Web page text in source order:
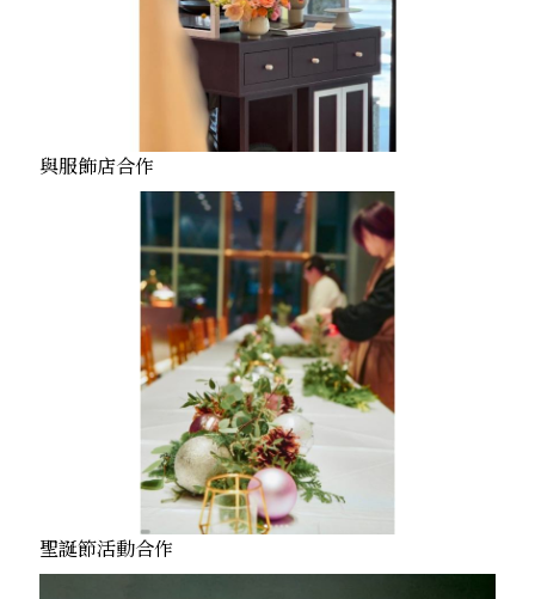
與服飾店合作
聖誕節活動合作